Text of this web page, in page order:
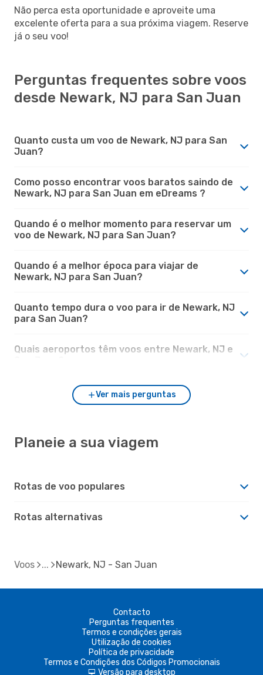
Não perca esta oportunidade e aproveite uma
excelente oferta para a sua próxima viagem. Reserve
já o seu voo!
Perguntas frequentes sobre voos
desde Newark, NJ para San Juan
Quanto custa um voo de Newark, NJ para San
Juan?
Como posso encontrar voos baratos saindo de
Newark, NJ para San Juan em eDreams ?
Quando é o melhor momento para reservar um
voo de Newark, NJ para San Juan?
Quando é a melhor época para viajar de
Newark, NJ para San Juan?
Quanto tempo dura o voo para ir de Newark, NJ
para San Juan?
Quais aeroportos têm voos entre Newark, NJ e
Ver mais perguntas
Planeie a sua viagem
Rotas de voo populares
Rotas alternativas
Voos Newark, NJ - San Juan
Contacto
Perguntas frequentes
Termos e condições gerais
Utilização de cookies
Política de privacidade
Termos e Condições dos Códigos Promocionais
d Versão para desktop